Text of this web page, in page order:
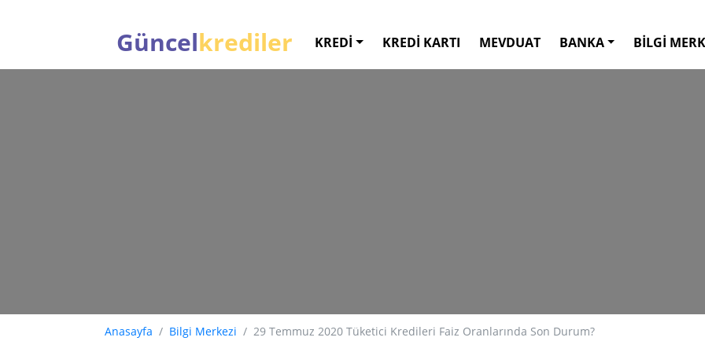
Güncelkrediler KREDİ KREDİ KARTI MEVDUAT BANKA BİLGİ
Anasayfa Bilgi Merkezi 29 Temmuz 2020 Tüketici Kredileri Faiz Oranlarında Son Durum?